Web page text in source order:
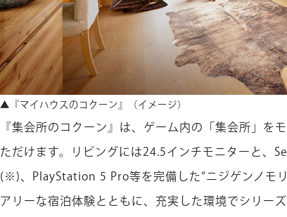
▲『マイハウスのコクーン』（イメージ）
『集会所のコクーン』は、ゲーム内の「集会所」を
ただけます。リビングには24.5インチモニターと、
(※)、PlayStation 5 Pro等を完備した“ニジゲンノモ
アリーな宿泊体験とともに、充実した環境でシリー